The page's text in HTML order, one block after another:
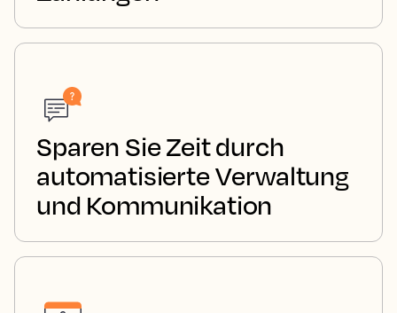
Sparen Sie Zeit durch
automatisierte Verwaltung
und Kommunikation